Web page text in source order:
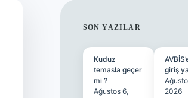
SIDEBAR
SON YAZILAR
Kuduz
temasla geçer
mi ?
Ağustos 6,
giriş
2026